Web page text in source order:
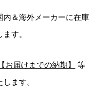
内＆海外メーカーに在庫
す。
【お届けまでの納期】 等
ます。